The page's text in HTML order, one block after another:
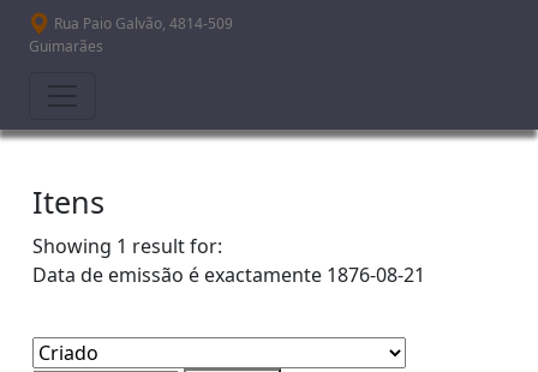
Passar para o conteúdo principal
Rua Paio Galvão, 4814-509
Guimarães
Itens
Showing 1 result for:
Data de emissão é exactamente 1876-08-21